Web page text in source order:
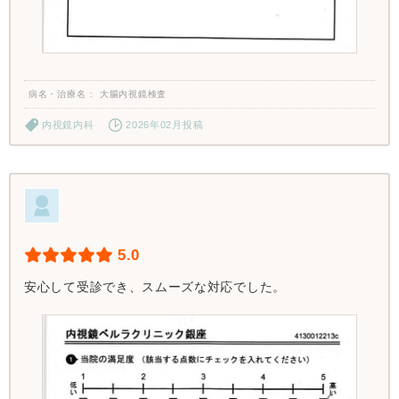
病名・治療名 大腸内視鏡検査
内視鏡内科 2026年02月投稿
5.0
安心して受診でき、スムーズな対応でした。